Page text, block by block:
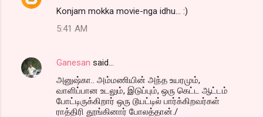
Konjam mokka movie-nga idhu... :)
5:41 AM
Ganesan said…
அனுஷ்கா.. அம்மணியின் அந்த உயரமும்,
வாளிப்பான உடலும், இடுப்பும், ஒரு கெட்ட ஆட்டம்
போட்டிருக்கிறார் ஒரு டூயட்டில் பார்க்கிறவர்கள்
ராத்திரி தூங்கினார் போலத்தான்./